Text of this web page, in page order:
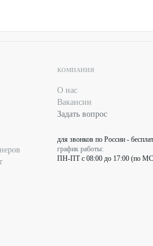
КОМПАНИЯ
О нас
Вакансии
Задать вопрос
для звонков по России -
график работы:
ПН-ПТ с 08:00 до 17:00 (по